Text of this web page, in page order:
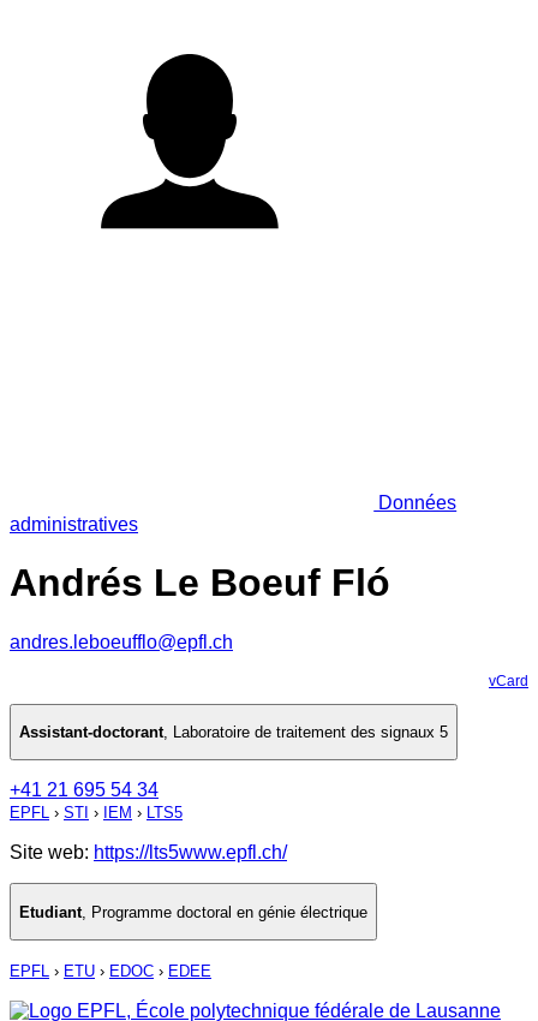
Données
administratives
Andrés Le Boeuf Fló
andres.leboeufflo@epfl.ch
vCard
Assistant-doctorant, Laboratoire de traitement des signaux 5
+41 21 695 54 34
EPFL › STI › IEM › LTS5
Site web: https://lts5www.epfl.ch/
Etudiant Programme doctoral en génie électrique
EPFL › ETU › EDOC › EDEE